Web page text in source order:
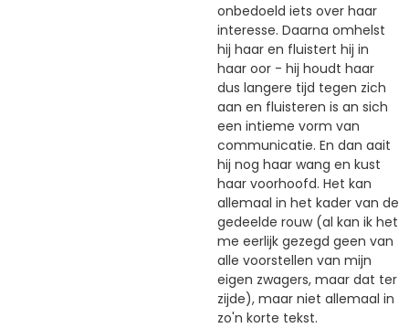
onbedoeld iets over haar
interesse. Daarna omhelst
hij haar en fluistert hij in
haar oor - hij houdt haar
dus langere tijd tegen zich
aan en fluisteren is an sich
een intieme vorm van
communicatie. En dan aait
hij nog haar wang en kust
haar voorhoofd. Het kan
allemaal in het kader van de
gedeelde rouw (al kan ik het
me eerlijk gezegd geen van
alle voorstellen van mijn
eigen zwagers, maar dat ter
zijde), maar niet allemaal in
zo'n korte tekst.